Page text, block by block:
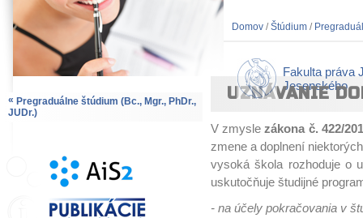
Domov /Štúdium /
Fakulta práva
Jesenského
« Pregraduálne štúdium (Bc., Mgr., PhDr.,
JUDr.)
UZNÁVANIE
V zmyslezákona č. 422/
zmene a doplnení
vysoká škola rozhoduje o
uskutočňuje študijné
- na účely pokračovania v